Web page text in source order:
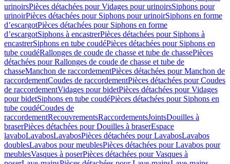
urinoirsPièces détachées pour Vidages pour urinoirsSiphons pour
urinoirPièces détachées pour Siphons pour urinoirSiphons en forme
d’escargotPièces détachées pour Siphons en forme
d’escargotSiphons à encastrerPièces détachées pour Siphons à
encastrerSiphons en tube coudéPièces détachées pour Siphons en
tube coudéRallonges de coude de chasse et tube de chassePièces
détachées pour Rallonges de coude de chasse et tube de
chasseManchon de raccordementPièces détachées pour Manchon de
raccordementCoudes de raccordementPièces détachées pour Coudes
de raccordementVidages pour bidetPièces détachées pour Vidages
pour bidetSiphons en tube coudéPièces détachées pour Siphons en
tube coudéCoudes de
raccordementRecouvrementsRaccordementsJointsDouilles à
braserPièces détachées pour Douilles à braserEspace
lavaboLavabosLavabosPièces détachées pour LavabosLavabos
doublesLavabos pour meublesPièces détachées pour Lavabos pour
meublesVasques à poserPièces détachées pour Vasques à